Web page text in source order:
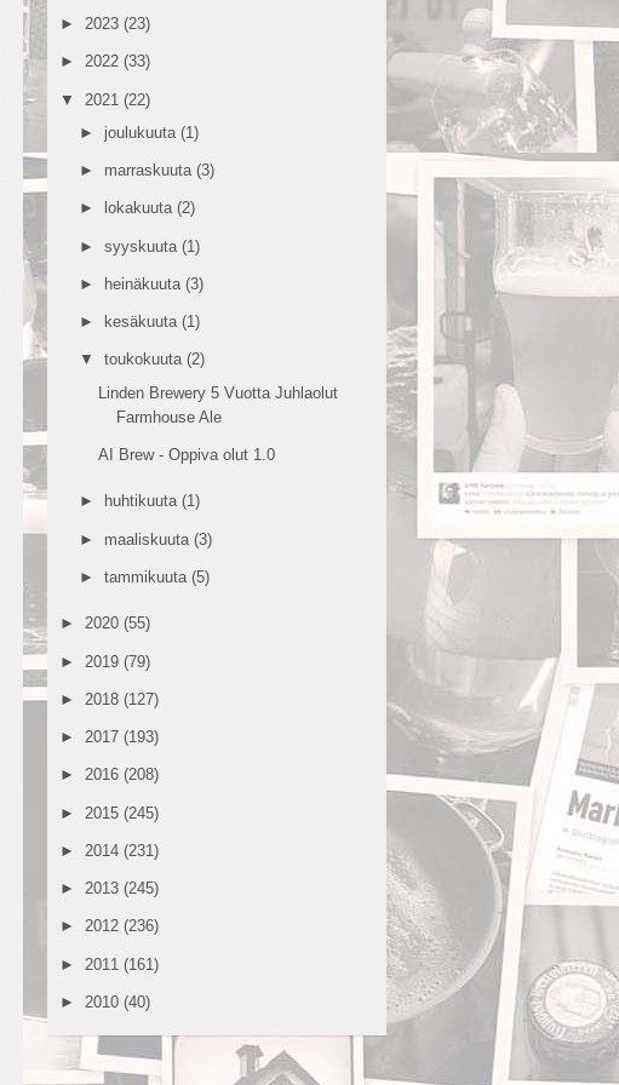
► 2023 (23)
► 2022 (33)
▼ 2021 (22)
► joulukuuta (1)
► marraskuuta (3)
► lokakuuta (2)
► syyskuuta (1)
► heinäkuuta (3)
► kesäkuuta (1)
▼ toukokuuta (2)
Linden Brewery 5 Vuotta Juhlaolut
Farmhouse Ale
AI Brew - Oppiva olut 1.0
► huhtikuuta (1)
► maaliskuuta (3)
► tammikuuta (5)
► 2020 (55)
► 2019 (79)
► 2018 (127)
► 2017 (193)
► 2016 (208)
► 2015 (245)
► 2014 (231)
► 2013 (245)
► 2012 (236)
► 2011 (161)
► 2010 (40)